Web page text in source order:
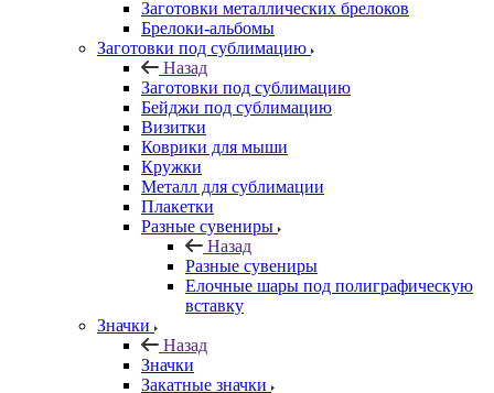
Заготовки металлических брелоков
Брелоки-альбомы
Заготовки под сублимацию
Назад
Заготовки под сублимацию
Бейджи под сублимацию
Визитки
Коврики для мыши
Кружки
Металл для сублимации
Плакетки
Разные сувениры
Назад
Разные сувениры
Елочные шары под полиграфическую
вставку
Значки
Назад
Значки
Закатные значки